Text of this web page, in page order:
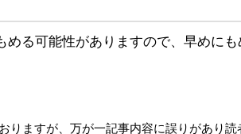
る可能性がありますので、早めに
ますが、万が一記事内容に誤りがあり